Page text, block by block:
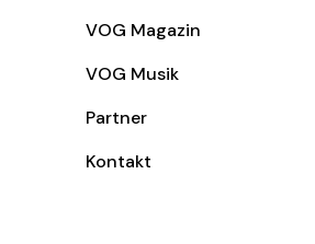
VOG Magazin
VOG Musik
Partner
Kontakt